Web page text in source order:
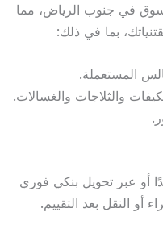
في جنوب الرياض، مما
بما في ذلك:
المستعملة.
والثلاجات والغسالات.
أو عبر تحويل بنكي فوري
النقل بعد التقييم.